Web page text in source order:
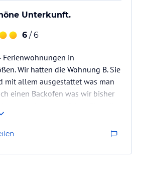
Unterkunft.
6 / 6
Ferienwohnungen in
Wir hatten die Wohnung B. Sie
mit allem ausgestattet was man
einen Backofen was wir bisher
Kühlschrank wo man sich gegen
herausnehmen kann. Die
sind zentral gelegen. Nicht weit
Einkaufsmöglichkeiten.